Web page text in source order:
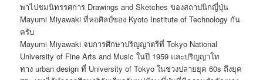
พาไปชมนิทรรศการ Drawings and Sketches ของสถาปนิกญี่ปุ่น
Mayumi Miyawakiที่หอศิลป์ของ Kyoto Institute of Technology กัน
ครับ
Mayumi Miyawaki จบการศึกษาปริญญาตรีที่ Tokyo National
University of Fine Arts and Music ในปี 1959 และปริญญาโท
ทาง urban design ที่ University of Tokyo ในช่วงปลายยุค 60s ถึงยุค